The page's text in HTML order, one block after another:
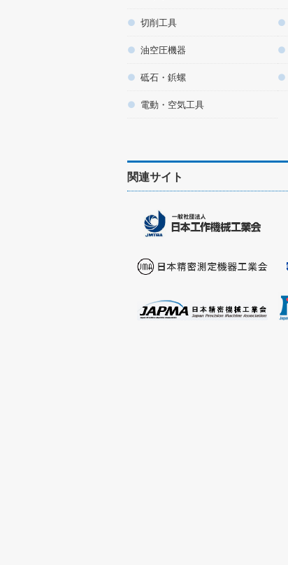
切削工具
油空圧機器
砥石・鋲螺
電動・空気工具
関連サイト